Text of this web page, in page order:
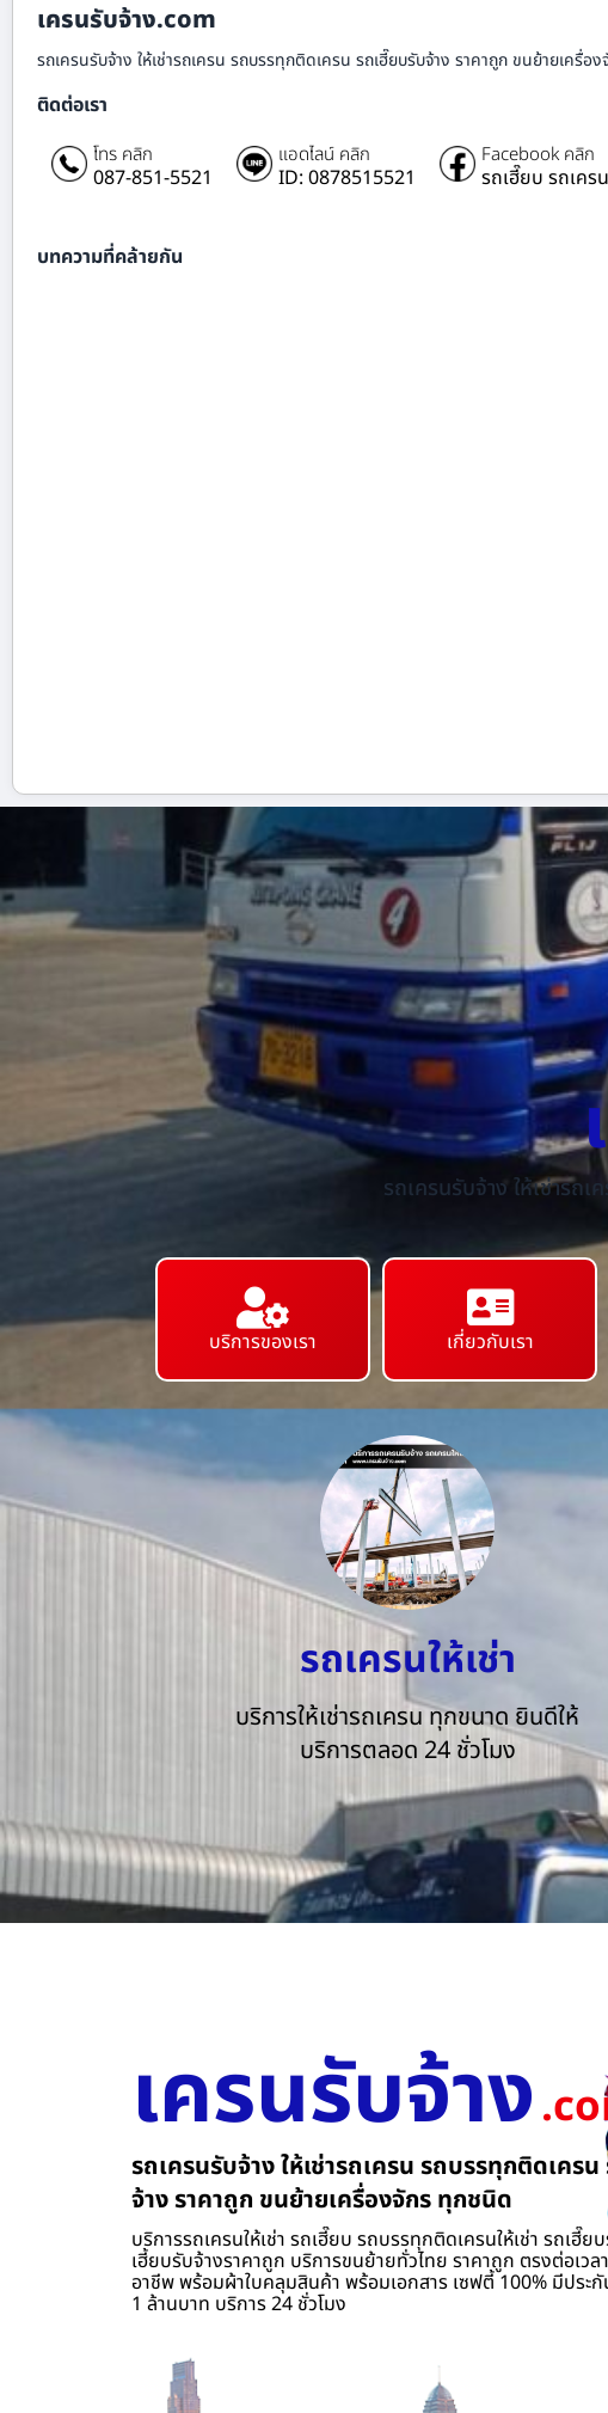
เครนรับจ้าง.com
รถเครนรับจ้าง ให้เช่ารถเครน รถบรรทุกติดเครน รถเฮี๊ยบรับจ้าง ราคาถูก ขนย้ายเครื่อ
ติดต่อเรา
โทร คลิก
087-851-5521
แอดไลน์ คลิก
ID: 0878515521
Facebook คลิก
รถเฮี๊ยบ รถเคร
บทความที่คล้ายกัน
รถเครนรับจ้าง ให้เช่ารถ
บริการของเรา เกี่ยวกับเรา
รถเครนให้เช่า
บริการให้เช่ารถเครน ทุกขนาด ยินดีให้
บริการตลอด 24 ชั่วโมง
เครนรับจ้าง
รถเครนรับจ้าง ให้เช่ารถเครน รถบรรทุกติดเคร
จ้าง ราคาถูก ขนย้ายเครื่องจักร ทุกชนิด
บริการรถเครนให้เช่า รถเฮี๊ยบ รถบรรทุกติดเครนให้เช่า รถเฮี๊ย
เฮี้ยบรับจ้างราคาถูก บริการขนย้ายทั่วไทย ราคาถูก ตรงต่อเว
อาชีพ พร้อมผ้าใบคลุมสินค้า พร้อมเอกสาร เซฟตี้ 100% มีประ
1 ล้านบาท บริการ 24 ชั่วโมง